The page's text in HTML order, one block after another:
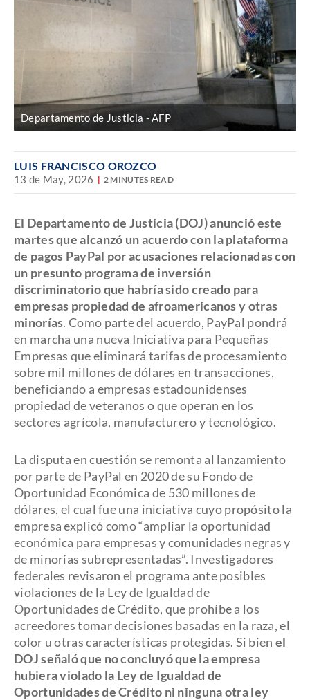
Departamento de Justicia AFP
LUIS FRANCISCO OROZCO
13 de May, 2026 2 MINUTES READ
El Departamento de Justicia (DOJ) anunció este
martes que alcanzó un acuerdo con la plataforma
de pagos PayPal por acusaciones relacionadas con
un presunto programa de inversión
discriminatorio que habría sido creado para
empresas propiedad de afroamericanos y otras
minorías. Como parte del acuerdo, PayPal pondrá
en marcha una nueva Iniciativa para Pequeñas
Empresas que eliminará tarifas de procesamiento
sobre mil millones de dólares en transacciones,
beneficiando a empresas estadounidenses
propiedad de veteranos o que operan en los
sectores agrícola, manufacturero y tecnológico.
La disputa en cuestión se remonta al lanzamiento
por parte de PayPal en 2020 de su Fondo de
Oportunidad Económica de 530 millones de
dólares, el cual fue una iniciativa cuyo propósito la
empresa explicó como “ampliar la oportunidad
económica para empresas y comunidades negras y
de minorías subrepresentadas”. Investigadores
federales revisaron el programa ante posibles
violaciones de la Ley de Igualdad de
Oportunidades de Crédito, que prohíbe a los
acreedores tomar decisiones basadas en la raza, el
color u otras características protegidas. Si bien el
DOJ señaló que no concluyó que la empresa
hubiera violado la Ley de Igualdad de
Oportunidades de Crédito ni ninguna otra ley